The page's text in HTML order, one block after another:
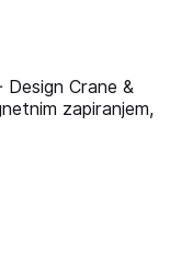
Design Crane &
zapiranjem,